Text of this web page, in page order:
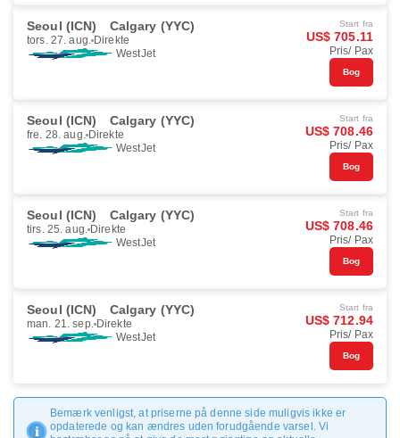
Seoul (ICN) Calgary (YYC)
tors. 27. aug. Direkte
WestJet
Start fra
US$ 705.11
Pris/ Pax
Bog
Seoul (ICN) Calgary (YYC)
fre. 28. aug. Direkte
WestJet
Start fra
US$ 708.46
Pris/ Pax
Bog
Seoul (ICN) Calgary (YYC)
tirs. 25. aug. Direkte
WestJet
Start fra
US$ 708.46
Pris/ Pax
Bog
Seoul (ICN) Calgary (YYC)
man. 21. sep. Direkte
WestJet
Start fra
US$ 712.94
Pris/ Pax
Bog
Bemærk venligst, at priserne på denne side muligvis ikke er
opdaterede og kan ændres uden forudgående varsel. Vi